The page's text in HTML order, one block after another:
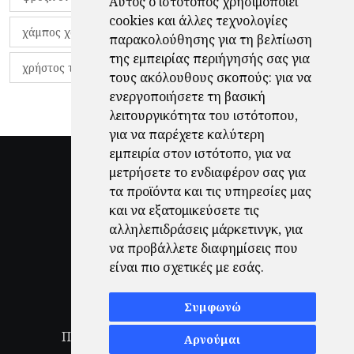
cookies και άλλες τεχνολογίες
παρακολούθησης για τη βελτίωση
της εμπειρίας περιήγησής σας για
τους ακόλουθους σκοπούς: για να
ενεργοποιήσετε τη βασική
λειτουργικότητα του ιστότοπου,
για να παρέχετε καλύτερη
εμπειρία στον ιστότοπο,για να
μετρήσετε το ενδιαφέρον σας για
τα προϊόντα και τις υπηρεσίες μας
και να εξατομικεύσετε τις
αλληλεπιδράσεις μάρκετινγκ,για
να προβάλλετε διαφημίσεις που
είναι πιο σχετικές με εσάς.
Συμφωνώ
Αρνούμαι
χάμπος χαραλάμπους χάρι πότερ
χρήστος τζόλης
Πολιτική Απορρήτου |Όροι Χρήσης